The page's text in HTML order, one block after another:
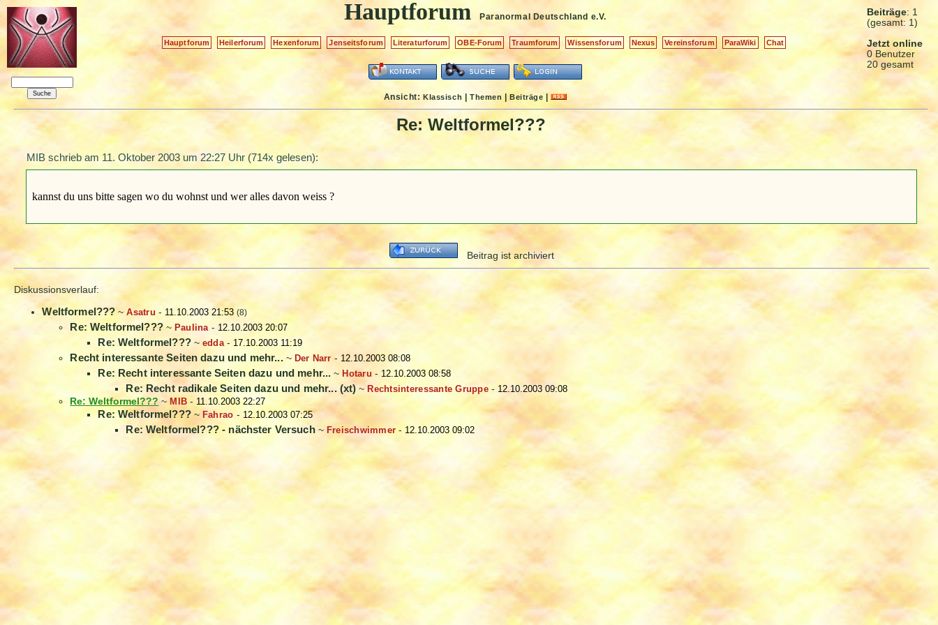
Beiträge: 1
(gesamt: 1)
Jetzt online
0 Benutzer
20 gesamt
Hauptforum Paranormal Deutschland e.V.
Hauptforum Heilerforum Hexenforum Jenseitsforum Literaturforum OBE-Forum Traumforum Wissensforum Nexus Vereinsforum ParaWiki Chat
Ansicht:Klassisch |Themen |Beiträge |
Re: Weltformel???
MIB schrieb am 11. Oktober 2003 um 22:27 Uhr(714x gelesen):
kannst du uns bitte sagen wo du wohnst und wer alles davon weiss ?
Beitrag ist archiviert
Diskussionsverlauf:
Weltformel??? ~Asatru- 11.10.2003 21:53 (8)
Re: Weltformel???~ Paulina- 12.10.2003 20:07
Re: Weltformel???~ edda- 17.10.2003 11:19
Recht interessante Seiten dazu und mehr...~ Der Narr - 12.10.2003 08:08
Re: Recht interessante Seiten dazu und mehr... ~ Hotaru - 12.10.2003 08:58
Re: Recht radikale Seiten dazu und mehr... (xt) ~ Rechtsinteressante Gruppe- 12.10.2003 09:08
Re: Weltformel???~ MIB - 11.10.2003 22:27
Re: Weltformel???~ Fahrao - 12.10.2003 07:25
Re: Weltformel??? - nächster Versuch~ Freischwimmer - 12.10.2003 09:02